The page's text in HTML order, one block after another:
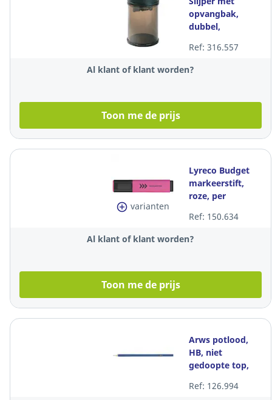
opvangbak,
dubbel,
zwart, per
potloodslijper
Ref: 316.557
Al klant of klant worden?
Toon me de prijs
varianten
Lyreco Budget
markeerstift,
roze, per
Ref: 150.634
Al klant of klant worden?
Toon me de prijs
Arws potlood,
HB, niet
gedoopte top,
potloden
Ref: 126.994